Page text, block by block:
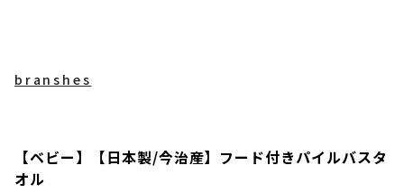
branshes
【ベビー】【日本製/今治産】フード付きパイルバスタ
オル